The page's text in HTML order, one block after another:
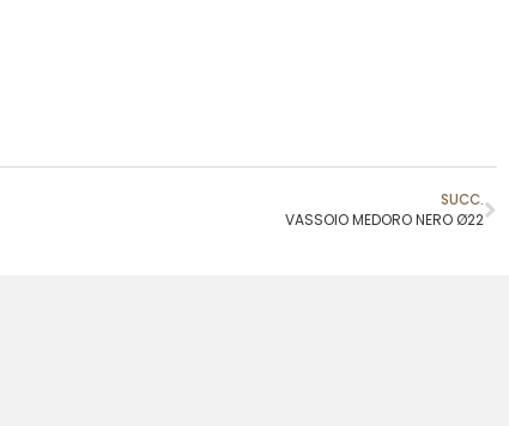
SUCC.
VASSOIO MEDORO NERO Ø22